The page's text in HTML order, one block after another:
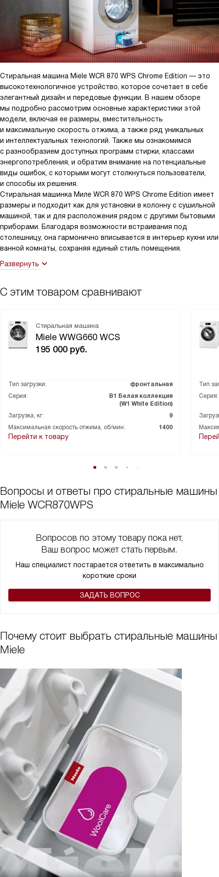
Кроме того, машина очень тихая в работе, что позволяет
стирать белье даже ночью, не беспокоя домочадцев. Режим
""Особенно тихо"" стал настоящим спасением, когда у нас
родился ребенок и любой лишний шум мог его разбудить.
Система защиты от протечек Waterproof System дает
дополнительное спокойствие, что ничего не случится с
машиной и окружающим пространством.
В целом, машина оправдала все мои ожидания и стала
настоящим помощником в быту. Она не только выполняет свои
функции на отлично, но и делает это с максимальным
удобством для пользователя.
Стиральная машина Miele WCR 870 WPS Chrome Edition — это
высокотехнологичное устройство, которое сочетает в себе
элегантный дизайн и передовые функции. В нашем обзоре
мы подробно рассмотрим основные характеристики этой
модели, включая ее размеры, вместительность
и максимальную скорость отжима, а также ряд уникальных
и интеллектуальных технологий. Также мы ознакомимся
с разнообразием доступных программ стирки, классами
энергопотребления, и обратим внимание на потенциальные
виды ошибок, с которыми могут столкнуться пользователи,
и способы их решения.
Стиральная машинка Миле WCR 870 WPS Chrome Edition имеет
размеры и подходит как для установки в колонну с сушильной
машиной, так и для расположения рядом с другими бытовыми
приборами. Благодаря возможности встраивания под
столешницу, она гармонично вписывается в интерьер кухни или
ванной комнаты, сохраняя единый стиль помещения.
Развернуть
С этим товаром сравнивают
Стиральная машина
Miele WWG660 WCS
195 000 руб.
Тип загрузки:
фронтальная
Серия:
В1 Белая коллекция
(W1 White Edition)
Загрузка, кг:
9
Максимальная скорость отжима, об/мин:
1400
Перейти к товару
Тип
Серия:
Вопросы и ответы про стиральные машины
Miele WCR870WPS
Вопросов по этому товару пока нет,
Ваш вопрос может стать первым.
Наш специалист постарается ответить в максимально
короткие сроки
ЗАДАТЬ ВОПРОС
Почему стоит выбрать стиральные машины
Miele